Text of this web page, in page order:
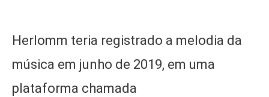
Herlomm teria registrado a melodia da
música em junho de 2019, em uma
plataforma chamada